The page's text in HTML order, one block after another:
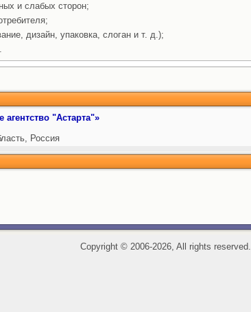
и слабых сторон;
дизайн, упаковка, слоган и т. д.);
"Астарта"»
Россия
Copyright ©2006-2026, All rights reserved.